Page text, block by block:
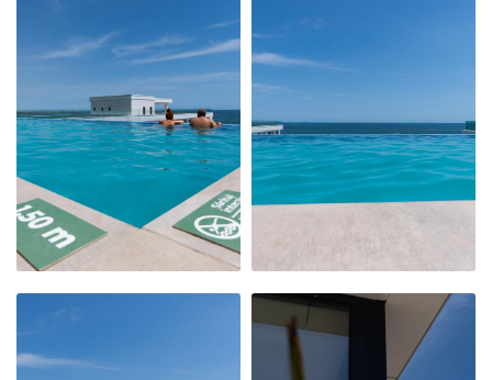
NOSTRU
MODERN,
PRIMITOR ȘI
CURAT
MODERN,
PRIMITOR ȘI
CURAT
PISCINA INFINITY
PISCINA INFINITY